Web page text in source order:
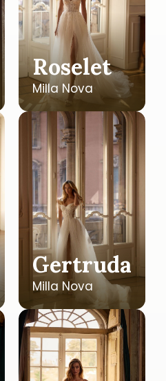
Roselet
Milla Nova
Gertruda
Milla Nova